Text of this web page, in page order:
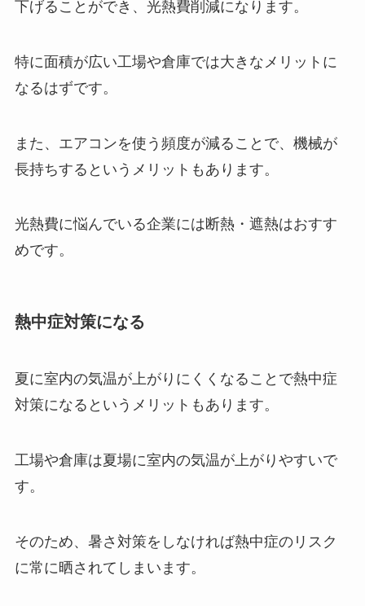
下げることができ、光熱費削減になります。
特に面積が広い工場や倉庫では大きなメリットに
なるはずです。
また、エアコンを使う頻度が減ることで、機械が
長持ちするというメリットもあります。
光熱費に悩んでいる企業には断熱・遮熱はおすす
めです。
熱中症対策になる
夏に室内の気温が上がりにくくなることで熱中症
対策になるというメリットもあります。
工場や倉庫は夏場に室内の気温が上がりやすいで
す。
そのため、暑さ対策をしなければ熱中症のリスク
に常に晒されてしまいます。